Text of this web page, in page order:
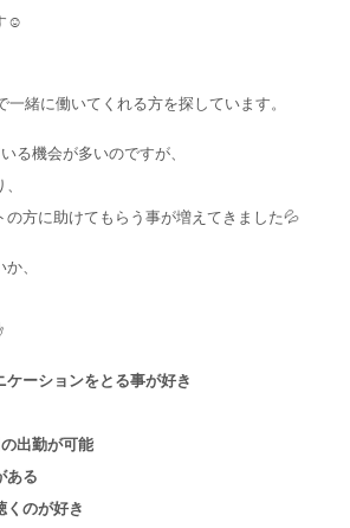
☺
一緒に働いてくれる方を探しています。
る機会が多いのですが、
の方に助けてもらう事が増えてきました💦
、
ケーションをとる事が好き
出勤が可能
ある
くのが好き